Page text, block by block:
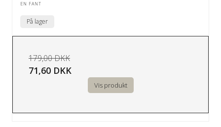
EN FANT
På lager
179,00 DKK
71,60 DKK
Vis produkt